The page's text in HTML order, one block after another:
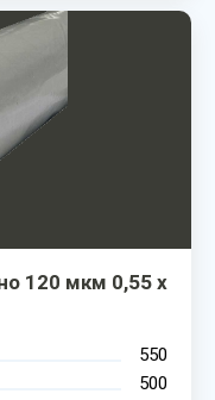
120 мкм 0,55 х
550
500